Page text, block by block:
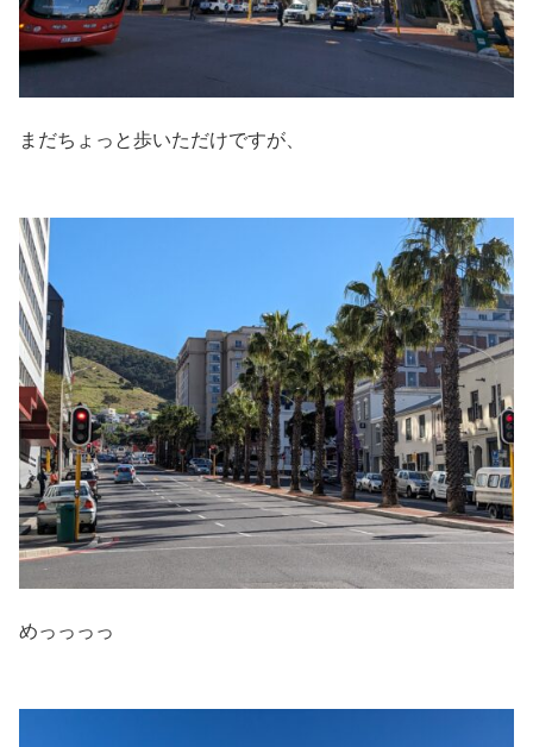
まだちょっと歩いただけですが、
めっっっっ